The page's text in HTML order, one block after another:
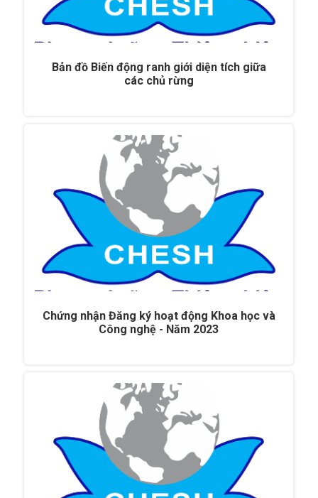
Bản đồ Biến động ranh giới diện tích giữa
các chủ rừng
Chứng nhận Đăng ký hoạt động Khoa học và
Công nghệ - Năm 2023